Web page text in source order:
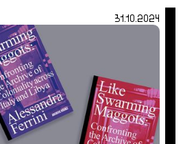
31.10.2024